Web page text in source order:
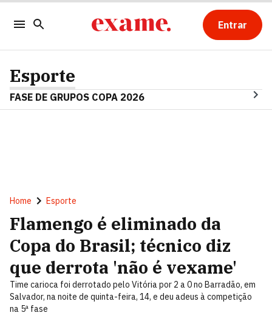
Entrar
Esporte
FASE DE GRUPOS COPA 2026
Home Esporte
Flamengo é eliminado da
Copa do Brasil; técnico diz
que derrota 'não é vexame'
Time carioca foi derrotado pelo Vitória por 2 a 0 no Barradão, em
Salvador, na noite de quinta-feira, 14, e deu adeus à competição
na 5ª fase